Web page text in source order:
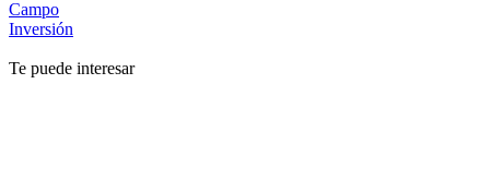
Campo
Inversión
Te puede interesar